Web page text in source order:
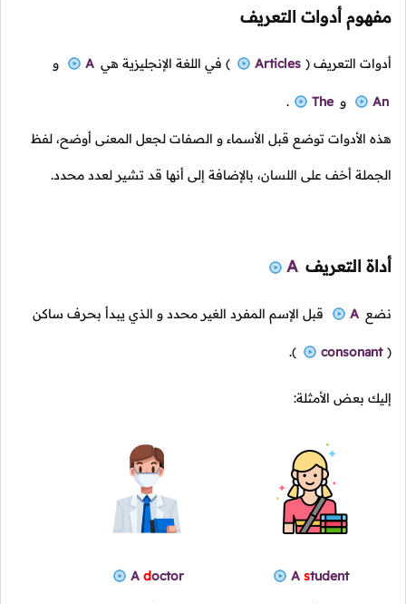
مفهوم أدوات التعريف
أدوات التعريف (
Articles
) في اللغة الإنجليزية هي A و
An و The
.
هذه الأدوات توضع قبل الأسماء و الصفات لجعل المعنى أوضح، لفظ
الجملة أخف على اللسان، بالإضافة إلى أنها قد تشير لعدد محدد.
أداة التعريف A
نضع A قبل الإسم المفرد الغير محدد و الذي يبدأ بحرف ساكن
(
consonant
).
إليك بعض الأمثلة:
A student
A doctor